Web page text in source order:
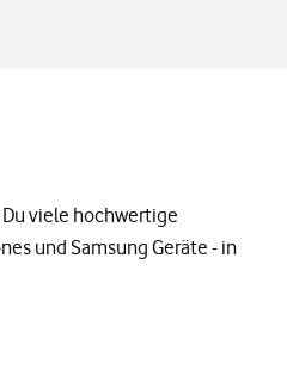
viele hochwertige
und Samsung Geräte - in